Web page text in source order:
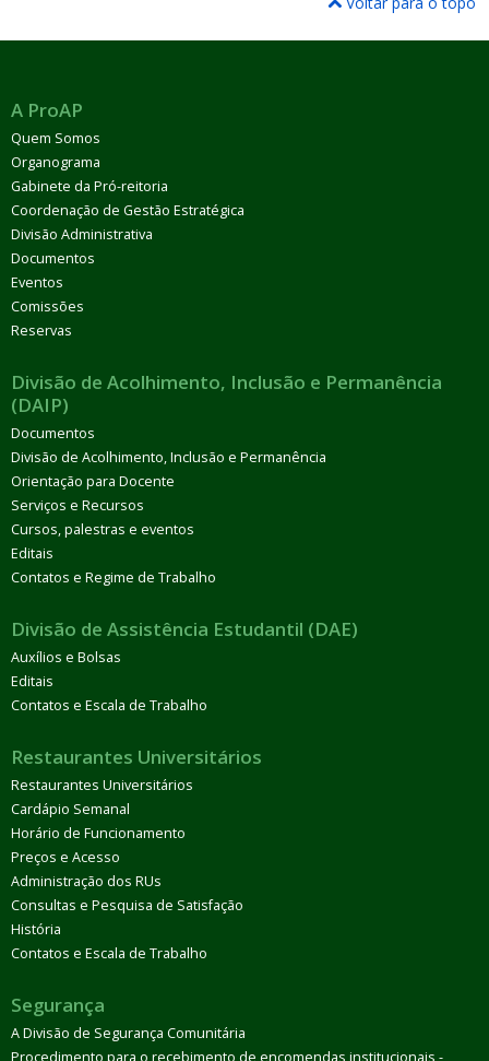
A ProAP
Quem Somos
Organograma
Gabinete da Pró-reitoria
Coordenação de Gestão Estratégica
Divisão Administrativa
Documentos
Eventos
Comissões
Reservas
Divisão de Acolhimento, Inclusão e Permanência
(DAIP)
Documentos
Divisão de Acolhimento, Inclusão e Permanência
Orientação para Docente
Serviços e Recursos
Cursos, palestras e eventos
Editais
Contatos e Regime de Trabalho
Divisão de Assistência Estudantil (DAE)
Auxílios e Bolsas
Editais
Contatos e Escala de Trabalho
Restaurantes Universitários
Restaurantes Universitários
Cardápio Semanal
Horário de Funcionamento
Preços e Acesso
Administração dos RUs
Consultas e Pesquisa de Satisfação
História
Contatos e Escala de Trabalho
Segurança
A Divisão de Segurança Comunitária
Procedimento para o recebimento de encomendas institucionais -